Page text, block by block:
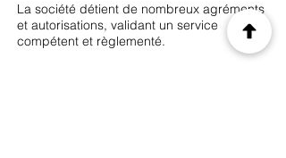
La société détient de nombreux agréments
et autorisations, validant un service
compétent et règlementé.